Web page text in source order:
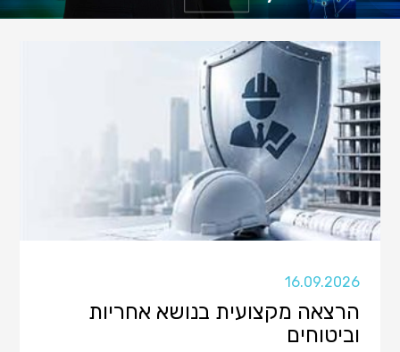
16.09.2026
הרצאה מקצועית בנושא אחריות
וביטוחים